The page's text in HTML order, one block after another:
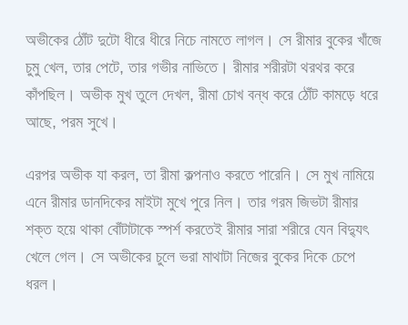
অভীকের ঠোঁট দুটো ধীরে ধীরে নিচে নামতে লাগল। সে রীমার বুকের খাঁজে
চুমু খেল, তার পেটে, তার গভীর নাভিতে। রীমার শরীরটা থরথর করে
কাঁপছিল। অভীক মুখ তুলে দেখল, রীমা চোখ বন্ধ করে ঠোঁট কামড়ে ধরে
আছে, পরম সুখে।
এরপর অভীক যা করল, তা রীমা কল্পনাও করতে পারেনি। সে মুখ নামিয়ে
এনে রীমার ডানদিকের মাইটা মুখে পুরে নিল। তার গরম জিভটা রীমার
শক্ত হয়ে থাকা বোঁটাটাকে স্পর্শ করতেই রীমার সারা শরীরে যেন বিদ্যুৎ
খেলে গেল। সে অভীকের চুলে ভরা মাথাটা নিজের বুকের দিকে চেপে
ধরল।